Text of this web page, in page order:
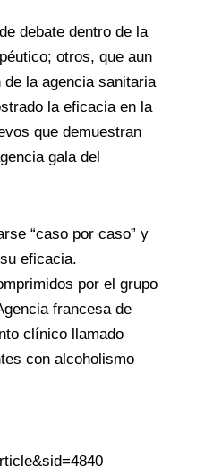
debate dentro de la
otros, que aun
la agencia sanitaria
la eficacia en la
que demuestran
gala del
“caso por caso” y
eficacia.
por el grupo
francesa de
clínico llamado
con alcoholismo